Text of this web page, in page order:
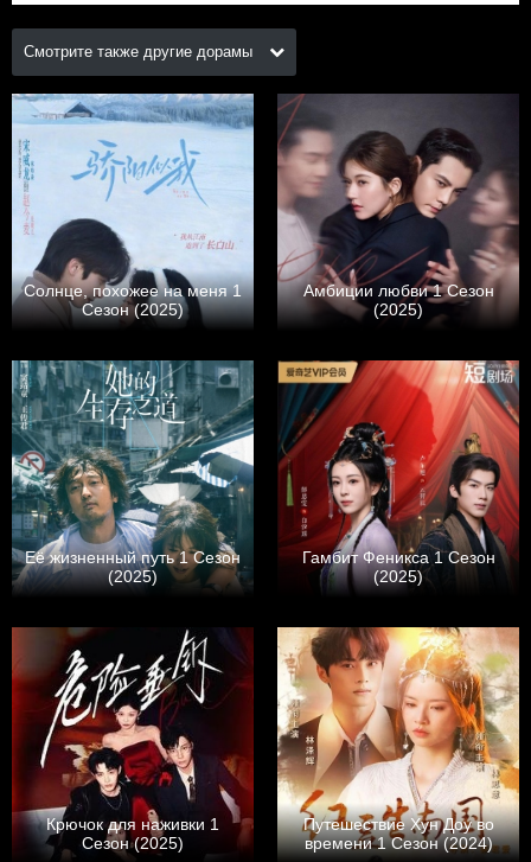
Смотрите также другие дорамы
Солнце, похожее на меня 1
Сезон (2025)
Амбиции любви 1 Сезон
(2025)
Еë жизненный путь 1 Сезон
(2025)
Гамбит Феникса 1 Сезон
(2025)
Крючок для наживки 1
Сезон (2025)
Путешествие Хун Доу во
времени 1 Сезон (2024)